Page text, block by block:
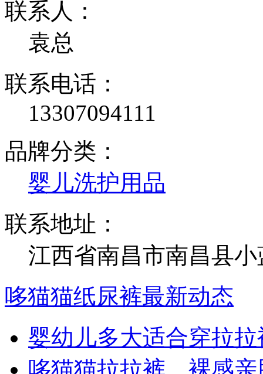
联系人：
袁总
联系电话：
13307094111
品牌分类：
婴儿洗护用品
联系地址：
江西省南昌市南昌县
哆猫猫纸尿裤最新动态
婴幼儿多大适合穿拉